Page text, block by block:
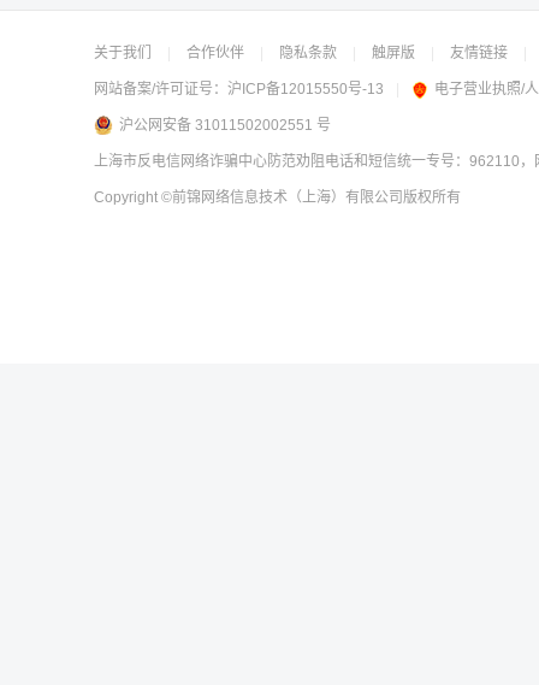
关于我们 合作伙伴 隐私条款 触屏版 友情链接
网站备案/许可证号： 沪ICP备12015550号-13 电子营业执照/
沪公网安备 31011502002551 号
上海市反电信网络诈骗中心防范劝阻电话和短信统一专号：962110
Copyright ©前锦网络信息技术（上海）有限公司 版权所有